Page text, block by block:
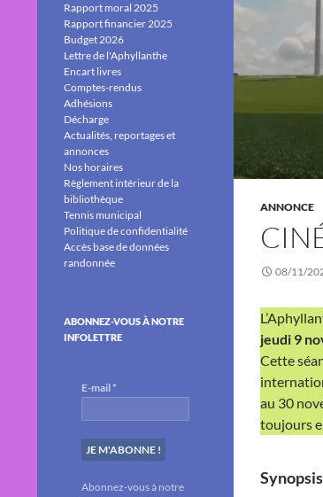
ANNONCE
08/11/
jeudi 9
Cette
au 30
toujours
Synopsis
Rapport moral 2025
Rapport financier 2025
Budget 2026
Lettre de l'Aphyllanthe
Encart livres
Comptes-rendus
Adhésions
Décharge
Actualités, reportages et
annonces
Nos horaires
Règlement intérieur de la
bibliothèque
Tennis municipal
Politique de confidentialité
Accès base de données
randonnée
ABONNEZ-VOUS À NOTRE
INFOLETTRE
E-mail*
Abonnez-vous à notre